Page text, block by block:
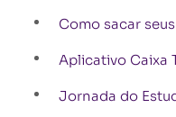
Como sacar
Aplicativo Caixa
Jornada do